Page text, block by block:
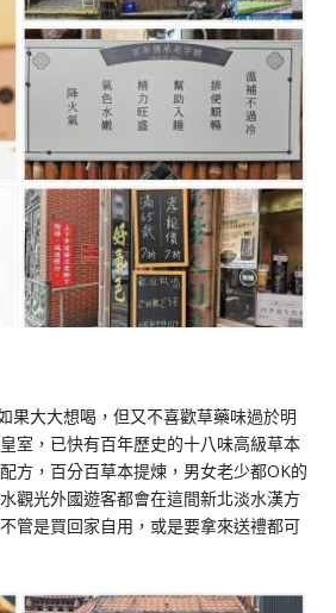
果大大想喝，但又不喜歡草藥味過於明
室，已快有百年歷史的十八味高級草本
方，百分百草本提煉，男女老少都OK的
觀光外國遊客都會在這間新北淡水漢方
管是買回家自用，或是要拿來送禮都可